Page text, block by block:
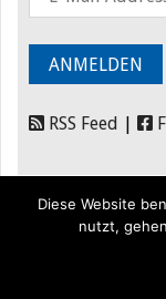
RSS Feed
Diese Website
nutzt,